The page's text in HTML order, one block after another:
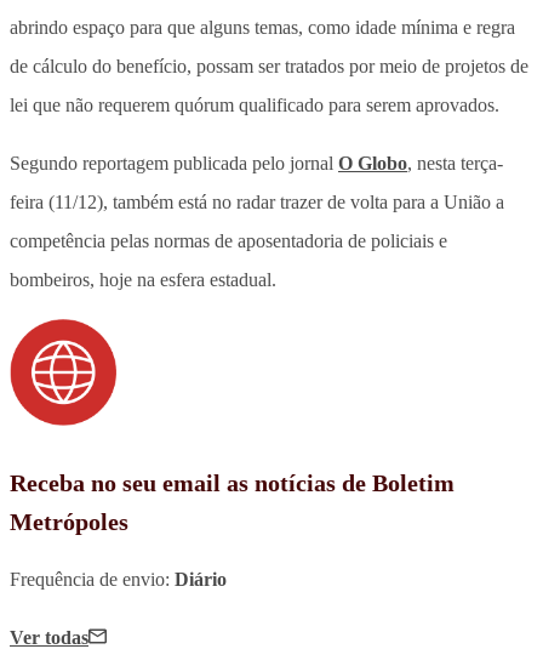
abrindo espaço para que alguns temas, como idade mínima e regra
de cálculo do benefício, possam ser tratados por meio de projetos de
lei que não requerem quórum qualificado para serem aprovados.
Segundo reportagem publicada pelo jornal O Globo, nesta terça-
feira (11/12), também está no radar trazer de volta para a União a
competência pelas normas de aposentadoria de policiais e
bombeiros, hoje na esfera estadual.
Receba no seu email as notícias de Boletim
Metrópoles
Frequência de envio: Diário
Ver todas